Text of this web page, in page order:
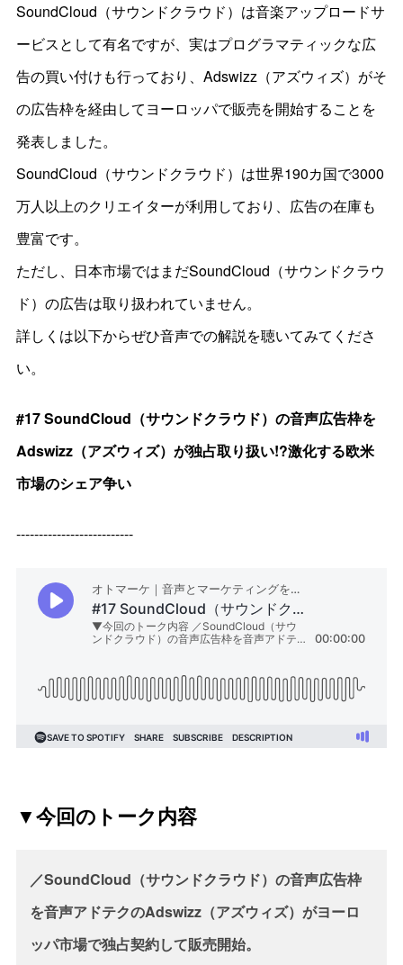
SoundCloud（サウンドクラウド）は音楽アップロードサ
ービスとして有名ですが、実はプログラマティックな広
告の買い付けも行っており、Adswizz（アズウィズ）がそ
の広告枠を経由してヨーロッパで販売を開始することを
発表しました。
SoundCloud（サウンドクラウド）は世界190カ国で3000
万人以上のクリエイターが利用しており、広告の在庫も
豊富です。
ただし、日本市場ではまだSoundCloud（サウンドクラウ
ド）の広告は取り扱われていません。
詳しくは以下からぜひ音声での解説を聴いてみてくださ
い。
#17 SoundCloud（サウンドクラウド）の音声広告枠を
Adswizz（アズウィズ）が独占取り扱い!?激化する欧米
市場のシェア争い
--------------------------
▼今回のトーク内容
／SoundCloud（サウンドクラウド）の音声広告枠
を音声アドテクのAdswizz（アズウィズ）がヨーロ
ッパ市場で独占契約して販売開始。